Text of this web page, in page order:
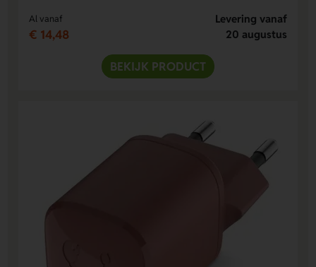
Al vanaf
€ 14,48
Levering vanaf
20 augustus
BEKIJK PRODUCT